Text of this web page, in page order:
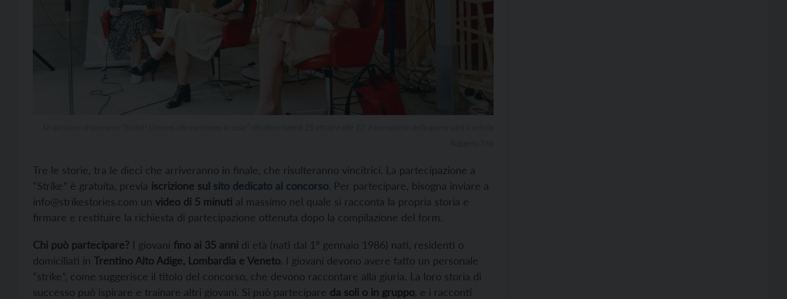
Tre le storie, tra le dieci che arriveranno in finale, che risulteranno vincitrici. La partecipazione a
“Strike” è gratuita, previa iscrizione sul sito dedicato al concorso. Per partecipare, bisogna inviare a
info@strikestories.com un video di 5 minuti al massimo nel quale si racconta la propria storia e
firmare e restituire la richiesta di partecipazione ottenuta dopo la compilazione del form.
Chi può partecipare? I giovani fino ai 35 anni di età (nati dal 1° gennaio 1986) nati, residenti o
domiciliati in Trentino Alto Adige, Lombardia e Veneto. I giovani devono avere fatto un personale
“strike”, come suggerisce il titolo del concorso, che devono raccontare alla giuria. La loro storia di
successo può ispirare e trainare altri giovani. Si può partecipare da soli o in gruppo , e i racconti